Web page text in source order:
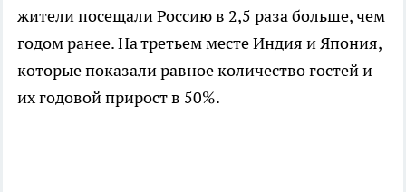
жители посещали Россию в 2,5 раза больше, чем
годом ранее. На третьем месте Индия и Япония,
которые показали равное количество гостей и
их годовой прирост в 50%.